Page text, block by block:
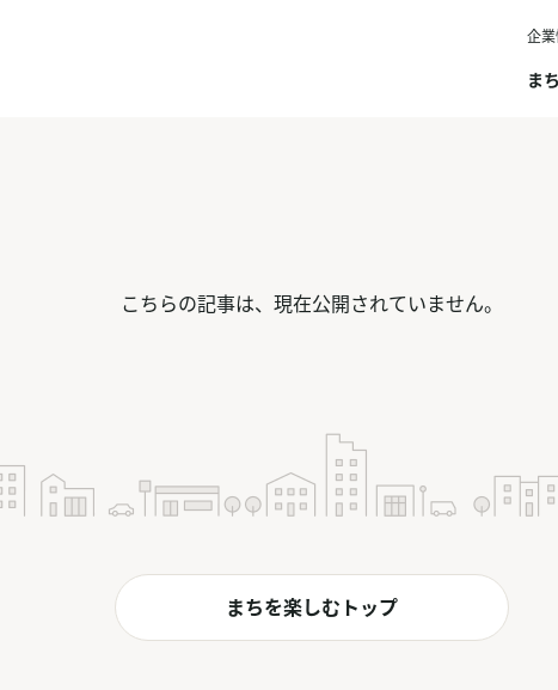
企
ま
こちらの記事は、 現在公開されていません。
まちを楽しむトップ